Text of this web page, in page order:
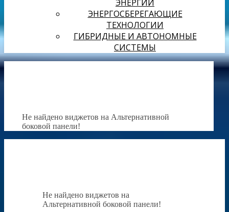
ЭНЕРГИИ
ЭНЕРГОСБЕРЕГАЮЩИЕ
ТЕХНОЛОГИИ
ГИБРИДНЫЕ И АВТОНОМНЫЕ
СИСТЕМЫ
Не найдено виджетов на Альтернативной
боковой панели!
Не найдено виджетов на
Альтернативной боковой панели!